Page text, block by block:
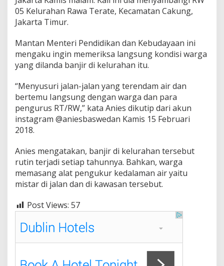
e
k
b
r
i
k
e
i
t
a
05 Kelurahan Rawa Terate, Kecamatan Cakung,
Jakarta Timur.
Mantan Menteri Pendidikan dan Kebudayaan ini
mengaku ingin memeriksa langsung kondisi warga
yang dilanda banjir di kelurahan itu.
“Menyusuri jalan-jalan yang terendam air dan
bertemu Iangsung dengan warga dan para
pengurus RT/RW,” kata Anies dikutip dari akun
instagram @aniesbaswedan Kamis 15 Februari
2018.
Anies mengatakan, banjir di kelurahan tersebut
rutin terjadi setiap tahunnya. Bahkan, warga
memasang alat pengukur kedalaman air yaitu
mistar di jalan dan di kawasan tersebut.
Post Views: 57